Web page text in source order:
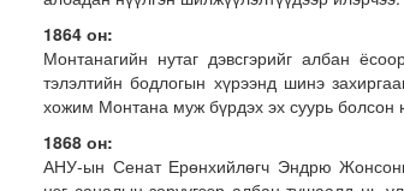
1864 он:
Монтанагийн нутаг дэвсгэрийг албан
тэлэлтийн бодлогын хүрээнд шинэ
хожим Монтана муж бүрдэх эх суурь болсон
1868 он:
АНУ-ын Сенат Ерөнхийлөгч Эндрю